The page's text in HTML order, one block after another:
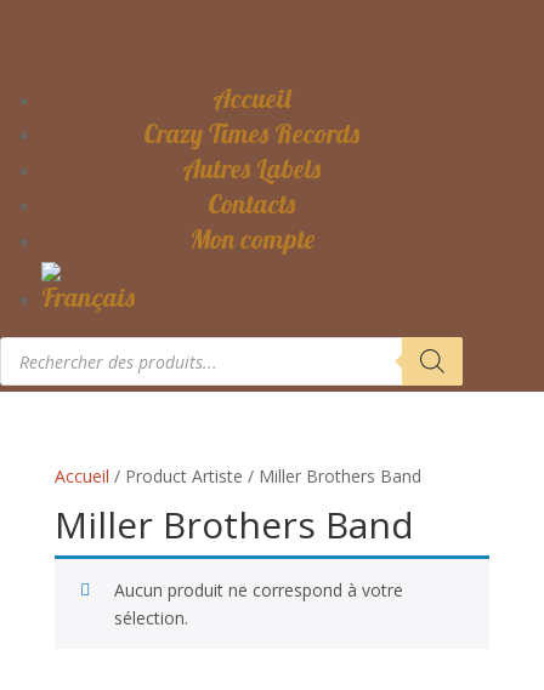
Accueil
Crazy Times Records
Autres Labels
Contacts
Mon compte
Recherche
produits
Accueil / Product Artiste / Miller Brothers Band
Miller Brothers Band
Aucun produit ne correspond à votre
sélection.